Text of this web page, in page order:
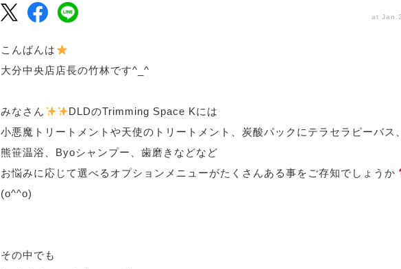
at
こんばんは
大分中央店店長の竹林です^_^
みなさん
DLDのTrimming Space Kには
小悪魔トリートメントや天使のトリートメント、炭酸パックにテラセラピーバス、
熊笹温浴、Byoシャンプー、歯磨きなどなど
お悩みに応じて選べるオプションメニューがたくさんある事をご存知でしょうか
(o^^o)
その中でも